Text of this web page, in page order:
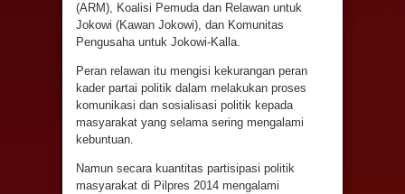
(ARM), Koalisi Pemuda dan Relawan untuk
Jokowi (Kawan Jokowi), dan Komunitas
Pengusaha untuk Jokowi-Kalla.
Peran relawan itu mengisi kekurangan peran
kader partai politik dalam melakukan proses
komunikasi dan sosialisasi politik kepada
masyarakat yang selama sering mengalami
kebuntuan.
Namun secara kuantitas partisipasi politik
masyarakat di Pilpres 2014 mengalami